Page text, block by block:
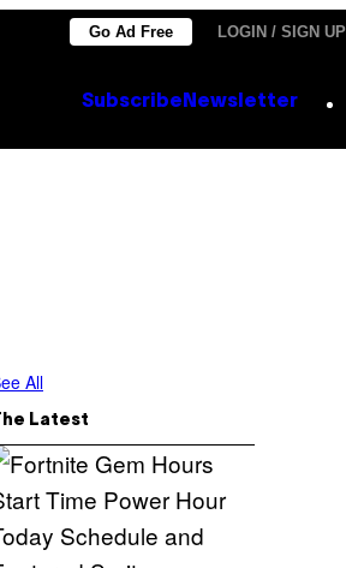
Go Ad Free LOGIN / SIGN UP
Subscribe Newsletter
All
Latest